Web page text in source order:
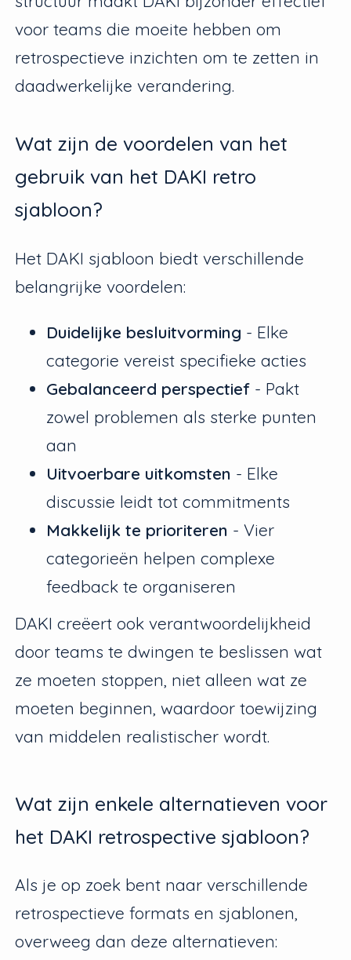
voor teams die moeite hebben om
retrospectieve inzichten om te zetten in
daadwerkelijke verandering.
Wat zijn de voordelen van het
gebruik van het DAKI retro
sjabloon?
Het DAKI sjabloon biedt verschillende
belangrijke voordelen:
Duidelijke besluitvorming - Elke
categorie vereist specifieke acties
Gebalanceerd perspectief - Pakt
zowel problemen als sterke punten
aan
Uitvoerbare uitkomsten - Elke
discussie leidt tot commitments
Makkelijk te prioriteren - Vier
categorieën helpen complexe
feedback te organiseren
DAKI creëert ook verantwoordelijkheid
door teams te dwingen te beslissen wat
ze moeten stoppen, niet alleen wat ze
moeten beginnen, waardoor toewijzing
van middelen realistischer wordt.
Wat zijn enkele alternatieven voor
het DAKI retrospective sjabloon?
Als je op zoek bent naar verschillende
retrospectieve formats en sjablonen,
overweeg dan deze alternatieven: